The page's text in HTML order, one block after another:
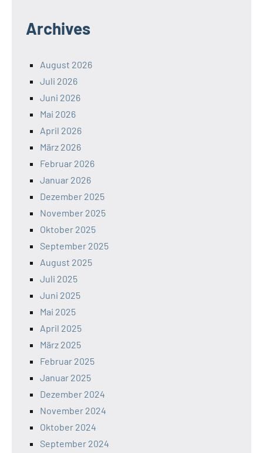
Archives
August 2026
Juli 2026
Juni 2026
Mai 2026
April 2026
März 2026
Februar 2026
Januar 2026
Dezember 2025
November 2025
Oktober 2025
September 2025
August 2025
Juli 2025
Juni 2025
Mai 2025
April 2025
März 2025
Februar 2025
Januar 2025
Dezember 2024
November 2024
Oktober 2024
September 2024